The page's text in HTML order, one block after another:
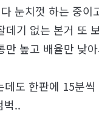
눈치껏 하는 중이
기 없는 본거 또
만 높고 배율만 낮
도 한판에 15분
벅..